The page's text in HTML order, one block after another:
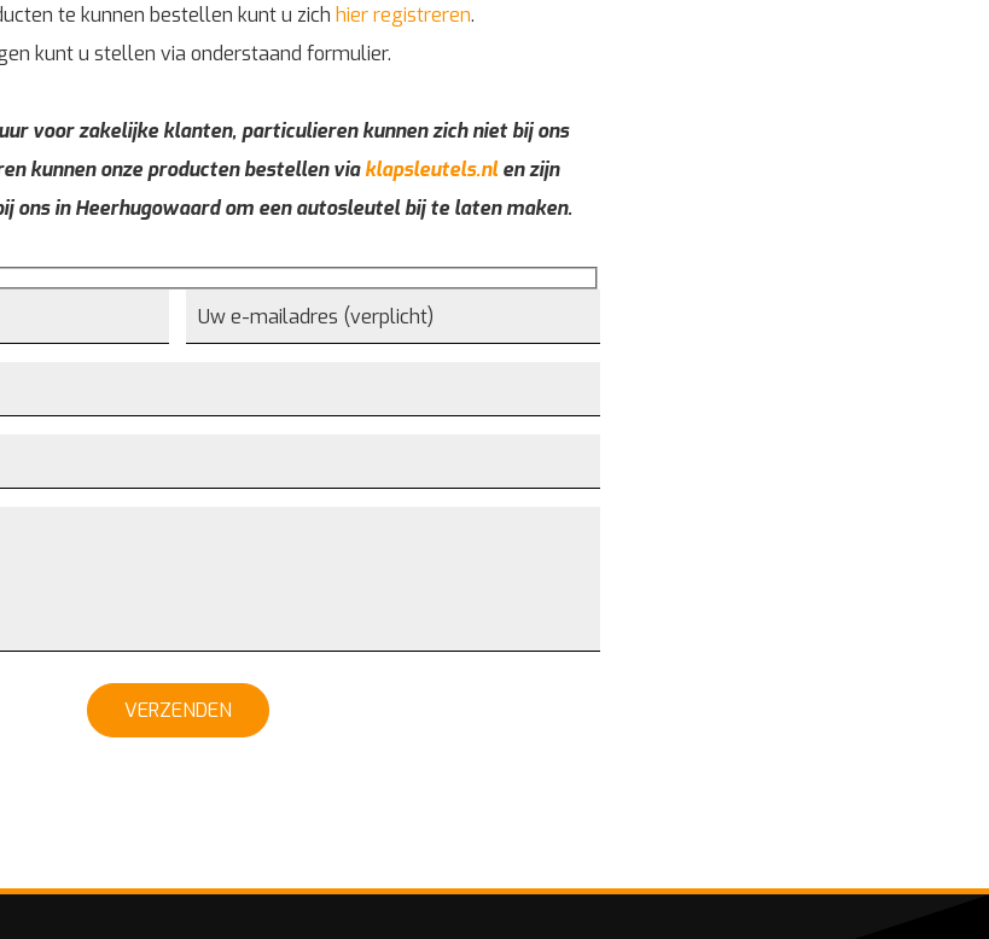
te kunnen bestellen kunt u zich hier registreren.
kunt u stellen via onderstaand formulier.
voor zakelijke klanten, particulieren kunnen zich niet bij ons
kunnen onze producten bestellen viaklapsleutels.nlen zijn
ons in Heerhugowaard om een autosleutel bij te laten maken.
VERZENDEN